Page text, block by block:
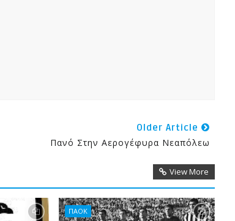
Older Article
Πανό Στην Αερογέφυρα Νεαπόλεω
View More
ΠΑΟΚ